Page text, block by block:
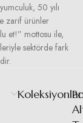
50 yılı
zarif ürünler
et!” mottosu ile,
sektörde fark
Koleksiyonlar